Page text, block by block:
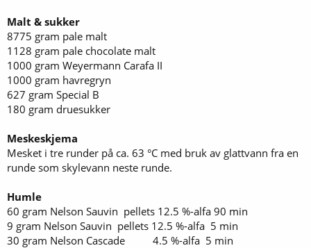
Malt & sukker
8775 gram pale malt
1128 gram pale chocolate malt
1000 gram Weyermann Carafa II
1000 gram havregryn
627 gram Special B
180 gram druesukker
Meskeskjema
Mesket i tre runder på ca. 63 °C med bruk av glattvann fra en
runde som skylevann neste runde.
Humle
60 gram Nelson Sauvin pellets 12.5 %-alfa 90 min
9 gram Nelson Sauvin pellets 12.5 %-alfa 5 min
30 gram Nelson Cascade 4.5 %-alfa 5 min